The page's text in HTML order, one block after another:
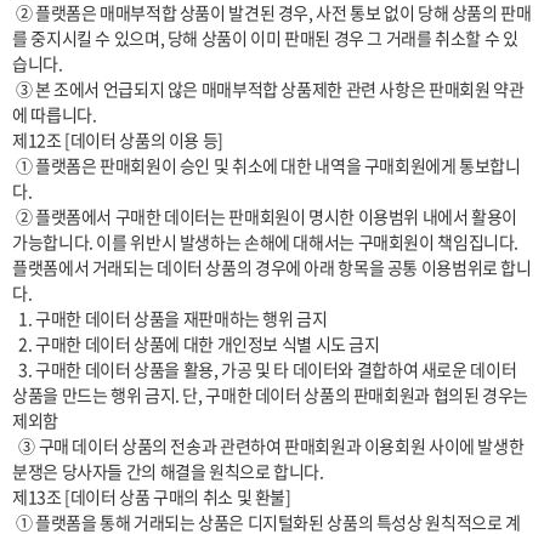
를 중지시킬 수 있으며, 당해 상품이 이미 판매된 경우 그 거래를 취소할 수 있
습니다.
에 따릅니다.
제12조 [데이터 상품의 이용 등]
다.
가능합니다. 이를 위반시 발생하는 손해에 대해서는 구매회원이 책임집니다.
플랫폼에서 거래되는 데이터 상품의 경우에 아래 항목을 공통 이용범위로 합니
다.
  2. 구매한 데이터 상품에 대한 개인정보 식별 시도 금지
  3. 구매한 데이터 상품을 활용, 가공 및 타 데이터와 결합하여 새로운 데이터
상품을 만드는 행위 금지. 단, 구매한 데이터 상품의 판매회원과 협의된 경우는
제외함
  ③ 구매 데이터 상품의 전송과 관련하여 판매회원과 이용회원 사이에 발생한
분쟁은 당사자들 간의 해결을 원칙으로 합니다.
제13조 [데이터 상품 구매의 취소 및 환불]